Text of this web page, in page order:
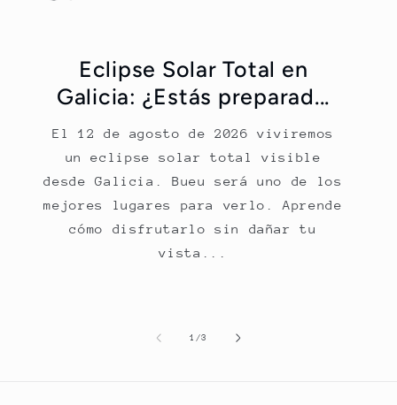
Eclipse Solar Total en
Galicia: ¿Estás preparad...
El 12 de agosto de 2026 viviremos
un eclipse solar total visible
desde Galicia. Bueu será uno de los
mejores lugares para verlo. Aprende
cómo disfrutarlo sin dañar tu
vista...
1 /de
3